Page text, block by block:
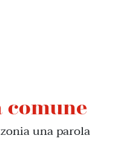
comune
una parola